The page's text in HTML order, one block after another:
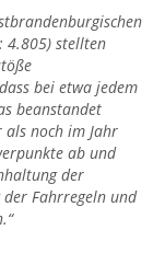
4.805) stellten
bei etwa jedem
beanstandet
als noch im Jahr
ab und
der
Fahrregeln und